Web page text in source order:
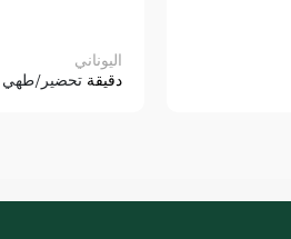
اليوناني
دقيقة تحضير/طهي